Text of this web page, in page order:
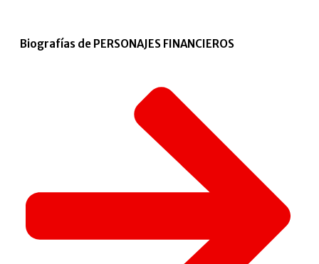
Biografías de PERSONAJES FINANCIEROS